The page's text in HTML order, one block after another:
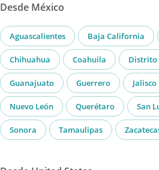
Desde México
Aguascalientes Baja California
Chihuahua Coahuila Distrito
Guanajuato Guerrero Jalisco
Nuevo León Querétaro San
Sonora Tamaulipas